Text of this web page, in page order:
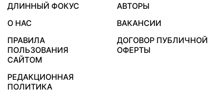
ДЛИННЫЙ ФОКУС
АВТОРЫ
О НАС
ВАКАНСИИ
ПРАВИЛА
ПОЛЬЗОВАНИЯ
САЙТОМ
ДОГОВОР ПУБЛИЧНОЙ
ОФЕРТЫ
РЕДАКЦИОННАЯ
ПОЛИТИКА